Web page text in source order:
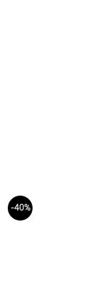
-40%